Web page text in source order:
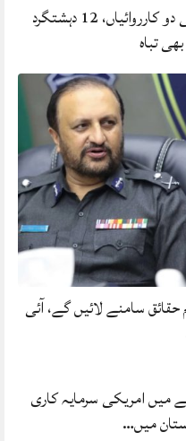
بلوچستان میں سکیورٹی فورسز کی دو کارروائیاں، 12 دہشتگرد
تباہ
سامنے لائیں گے، آئی
میں امریکی سرمایہ کاری
میں…